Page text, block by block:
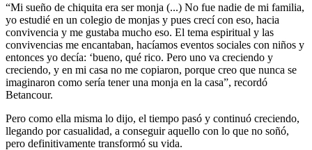
“Mi sueño de chiquita era ser monja (...) No fue nadie de mi familia,
yo estudié en un colegio de monjas y pues crecí con eso, hacia
convivencia y me gustaba mucho eso. El tema espiritual y las
convivencias me encantaban, hacíamos eventos sociales con niños y
entonces yo decía: ‘bueno, qué rico. Pero uno va creciendo y
creciendo, y en mi casa no me copiaron, porque creo que nunca se
imaginaron como sería tener una monja en la casa”, recordó
Betancour.
Pero como ella misma lo dijo, el tiempo pasó y continuó creciendo,
llegando por casualidad, a conseguir aquello con lo que no soñó,
pero definitivamente transformó su vida.